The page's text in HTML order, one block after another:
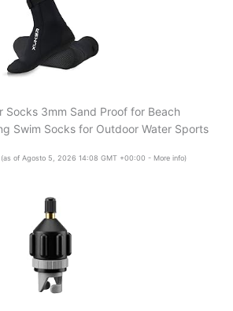
Socks 3mm Sand Proof for Beach
Swim Socks for Outdoor Water Sports
(as of Agosto 5, 2026 14:08 GMT +00:00 - More info)